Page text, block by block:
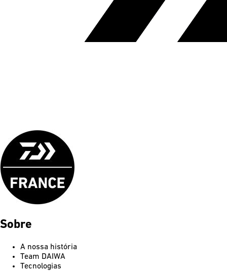
Sobre
A nossa história
Team DAIWA
Tecnologias